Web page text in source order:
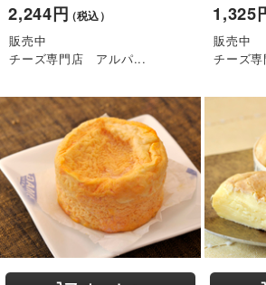
2,244円（税込）
販売中
チーズ専門店 アルパ...
1,325
販売中
チーズ